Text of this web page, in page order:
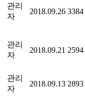
관리
자
2018.09.26 3384
관리
자
2018.09.21 2594
관리
자
2018.09.13 2893